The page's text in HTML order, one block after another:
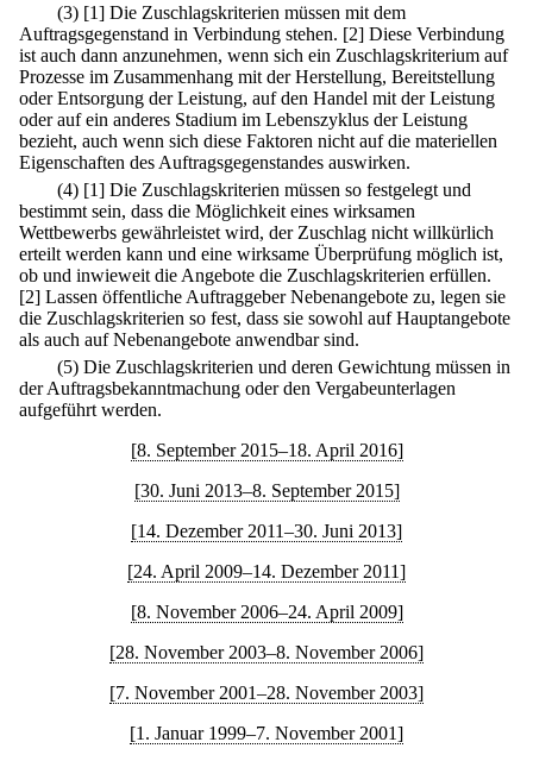
(3) [1] Die Zuschlagskriterien müssen mit dem
Auftragsgegenstand in Verbindung stehen. [2] Diese Verbindung
ist auch dann anzunehmen, wenn sich ein Zuschlagskriterium auf
Prozesse im Zusammenhang mit der Herstellung, Bereitstellung
oder Entsorgung der Leistung, auf den Handel mit der Leistung
oder auf ein anderes Stadium im Lebenszyklus der Leistung
bezieht, auch wenn sich diese Faktoren nicht auf die materiellen
Eigenschaften des Auftragsgegenstandes auswirken.
(4) [1] Die Zuschlagskriterien müssen so festgelegt und
bestimmt sein, dass die Möglichkeit eines wirksamen
Wettbewerbs gewährleistet wird, der Zuschlag nicht willkürlich
erteilt werden kann und eine wirksame Überprüfung möglich ist,
ob und inwieweit die Angebote die Zuschlagskriterien erfüllen.
[2] Lassen öffentliche Auftraggeber Nebenangebote zu, legen sie
die Zuschlagskriterien so fest, dass sie sowohl auf Hauptangebote
als auch auf Nebenangebote anwendbar sind.
(5) Die Zuschlagskriterien und deren Gewichtung müssen in
der Auftragsbekanntmachung oder den Vergabeunterlagen
aufgeführt werden.
[8. September 2015–18. April 2016]
[30. Juni 2013–8. September 2015]
[14. Dezember 2011–30. Juni 2013]
[24. April 2009–14. Dezember 2011]
[8. November 2006–24. April 2009]
[28. November 2003–8. November 2006]
[7. November 2001–28. November 2003]
[1. Januar 1999–7. November 2001]